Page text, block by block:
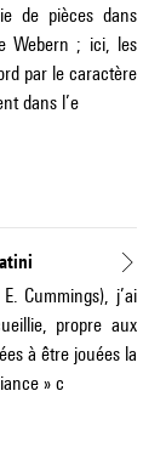
de pièces dans
Webern ; ici, les
par le caractère
dans l’e
Cummings), j’ai
propre aux
à être jouées la
» c